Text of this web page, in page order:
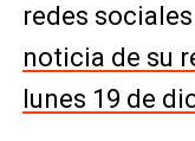
redes
noticia de su
lunes 19 de